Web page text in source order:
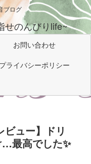
ブログ
せのんびりlife~
お問い合わせ
プライバシーポリシー
ビュー】ドリ
最高でした✨